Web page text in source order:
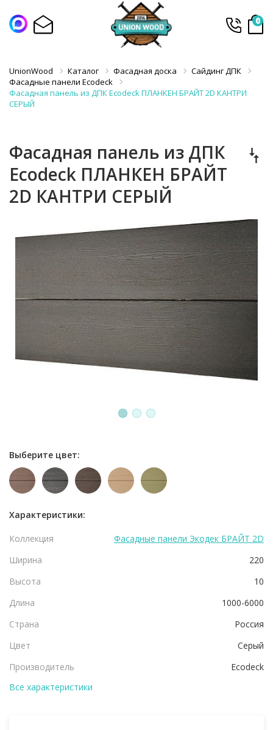
0
UnionWood Каталог Фасадная доска
Сайдинг ДПК
Фасадные панели Ecodeck
Фасадная панель из ДПК Ecodeck ПЛАНКЕН БРАЙТ 2D КАНТРИ
СЕРЫЙ
Фасадная панель из ДПК
Ecodeck ПЛАНКЕН БРАЙТ
2D КАНТРИ СЕРЫЙ
1 2 3
Выберите цвет:
Характеристики:
Коллекция
Фасадные панели Экодек БРАЙТ 2D
Ширина
220
Высота
10
Длина
1000-6000
Страна
Россия
Цвет
Серый
Производитель
Ecodeck
Все характеристики